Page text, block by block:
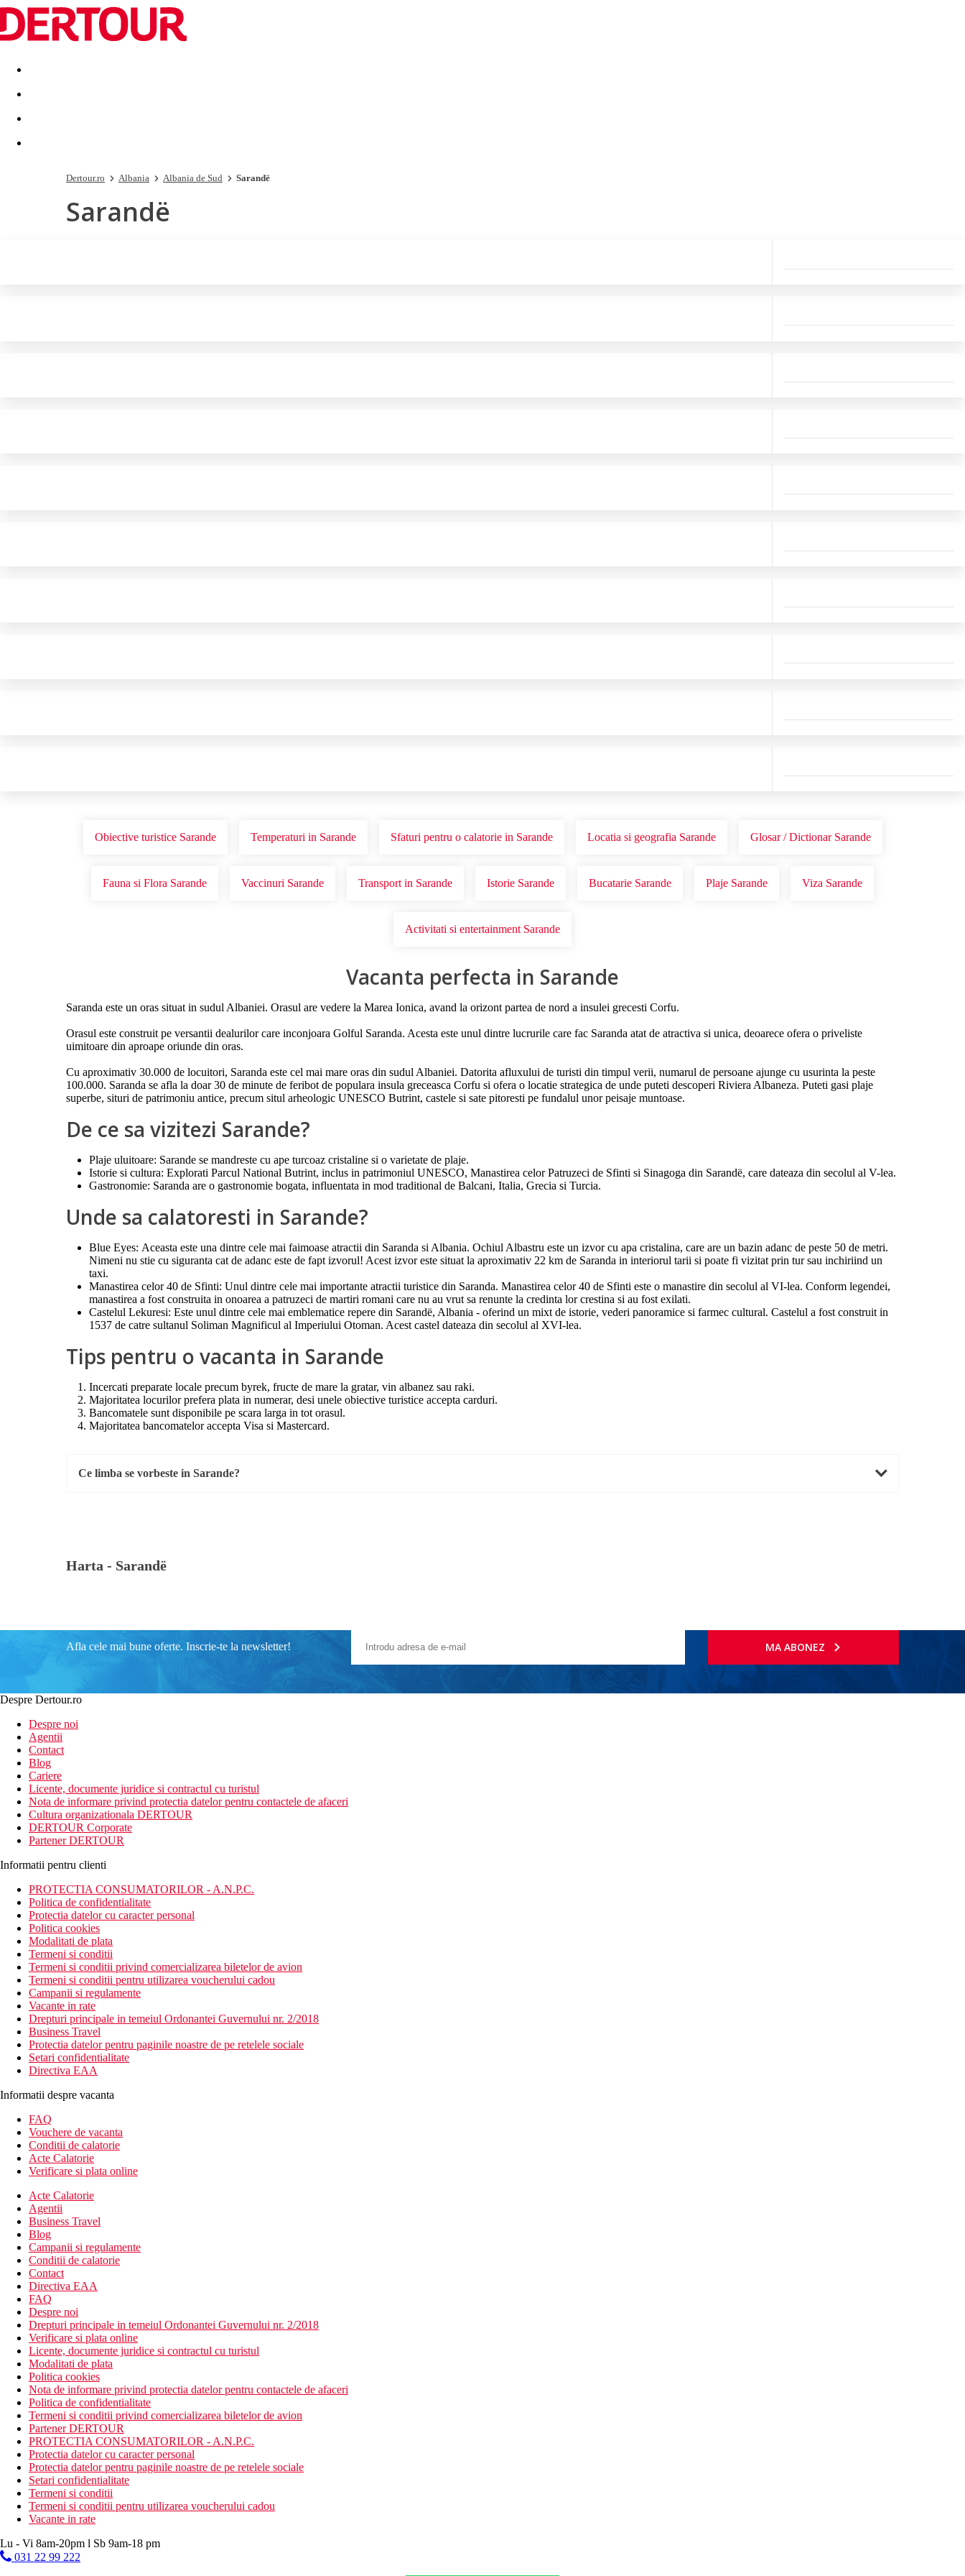
Destinatii Vacanta perfecta OFERTE DE NERATAT
Dertour.ro Albania Albania de Sud Sarandë
Sarandë
Obiective turistice Sarande Temperaturi in Sarande Sfaturi pentru o calatorie in Sarande Locatia si geografia Sarande Glosar / Dictionar Sarande
Fauna si Flora Sarande Vaccinuri Sarande Transport in Sarande Istorie Sarande Bucatarie Sarande Plaje Sarande Viza Sarande
Activitati si entertainment Sarande
Vacanta perfecta in Sarande
Saranda este un oras situat in sudul Albaniei. Orasul are vedere la Marea Ionica, avand la orizont partea de nord a insulei grecesti Corfu.
Orasul este construit pe versantii dealurilor care inconjoara Golful Saranda. Acesta este unul dintre lucrurile care fac Saranda atat de atractiva si unica, deoarece ofera o priveliste
uimitoare din aproape oriunde din oras.
Cu aproximativ 30.000 de locuitori, Saranda este cel mai mare oras din sudul Albaniei. Datorita afluxului de turisti din timpul verii, numarul de persoane ajunge cu usurinta la peste
100.000. Saranda se afla la doar 30 de minute de feribot de populara insula greceasca Corfu si ofera o locatie strategica de unde puteti descoperi Riviera Albaneza. Puteti gasi plaje
superbe, situri de patrimoniu antice, precum situl arheologic UNESCO Butrint, castele si sate pitoresti pe fundalul unor peisaje muntoase.
De ce sa vizitezi Sarande?
Plaje uluitoare: Sarande se mandreste cu ape turcoaz cristaline si o varietate de plaje.
Istorie si cultura: Explorati Parcul National Butrint, inclus in patrimoniul UNESCO, Manastirea celor Patruzeci de Sfinti si Sinagoga din Sarandë, care dateaza din secolul al V-lea.
Gastronomie: Saranda are o gastronomie bogata, influentata in mod traditional de Balcani, Italia, Grecia si Turcia.
Unde sa calatoresti in Sarande?
Blue Eyes: Aceasta este una dintre cele mai faimoase atractii din Saranda si Albania. Ochiul Albastru este un izvor cu apa cristalina, care are un bazin adanc de peste 50 de metri.
Nimeni nu stie cu siguranta cat de adanc este de fapt izvorul! Acest izvor este situat la aproximativ 22 km de Saranda in interiorul tarii si poate fi vizitat prin tur sau inchiriind un
taxi.
Manastirea celor 40 de Sfinti: Unul dintre cele mai importante atractii turistice din Saranda. Manastirea celor 40 de Sfinti este o manastire din secolul al VI-lea. Conform legendei,
manastirea a fost construita in onoarea a patruzeci de martiri romani care nu au vrut sa renunte la credinta lor crestina si au fost exilati.
Castelul Lekuresi: Este unul dintre cele mai emblematice repere din Sarandë, Albania - oferind un mixt de istorie, vederi panoramice si farmec cultural. Castelul a fost construit in
1537 de catre sultanul Soliman Magnificul al Imperiului Otoman. Acest castel dateaza din secolul al XVI-lea.
Tips pentru o vacanta in Sarande
Incercati preparate locale precum byrek, fructe de mare la gratar, vin albanez sau raki.
Majoritatea locurilor prefera plata in numerar, desi unele obiective turistice accepta carduri.
Bancomatele sunt disponibile pe scara larga in tot orasul.
Majoritatea bancomatelor accepta Visa si Mastercard.
Ce limba se vorbeste in Sarande?
Harta - Sarandë
Afla cele mai bune oferte. Inscrie-te la newsletter! MA ABONEZ
Despre Dertour.ro
Despre noi
Agentii
Contact
Blog
Cariere
Licente, documente juridice si contractul cu turistul
Nota de informare privind protectia datelor pentru contactele de afaceri
Cultura organizationala DERTOUR
DERTOUR Corporate
Partener DERTOUR
Informatii pentru clienti
PROTECTIA CONSUMATORILOR - A.N.P.C.
Politica de confidentialitate
Protectia datelor cu caracter personal
Politica cookies
Modalitati de plata
Termeni si conditii
Termeni si conditii privind comercializarea biletelor de avion
Termeni si conditii pentru utilizarea voucherului cadou
Campanii si regulamente
Vacante in rate
Drepturi principale in temeiul Ordonantei Guvernului nr. 2/2018
Business Travel
Protectia datelor pentru paginile noastre de pe retelele sociale
Setari confidentialitate
Directiva EAA
Informatii despre vacanta
FAQ
Vouchere de vacanta
Conditii de calatorie
Acte Calatorie
Verificare si plata online
Acte Calatorie
Agentii
Business Travel
Blog
Campanii si regulamente
Conditii de calatorie
Contact
Directiva EAA
FAQ
Despre noi
Drepturi principale in temeiul Ordonantei Guvernului nr. 2/2018
Verificare si plata online
Licente, documente juridice si contractul cu turistul
Modalitati de plata
Politica cookies
Nota de informare privind protectia datelor pentru contactele de afaceri
Politica de confidentialitate
Termeni si conditii privind comercializarea biletelor de avion
Partener DERTOUR
PROTECTIA CONSUMATORILOR - A.N.P.C.
Protectia datelor cu caracter personal
Protectia datelor pentru paginile noastre de pe retelele sociale
Setari confidentialitate
Termeni si conditii
Termeni si conditii pentru utilizarea voucherului cadou
Vacante in rate
Lu - Vi 8am-20pm l Sb 9am-18 pm
031 22 99 222